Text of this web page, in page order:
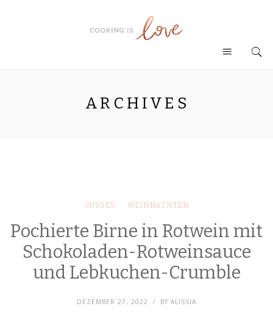
ARCHIVES
SÜSSES WEIHNACHTEN
Pochierte Birne in Rotwein mit
Schokoladen-Rotweinsauce
und Lebkuchen-Crumble
DEZEMBER 27, 2022 BY ALISSIA